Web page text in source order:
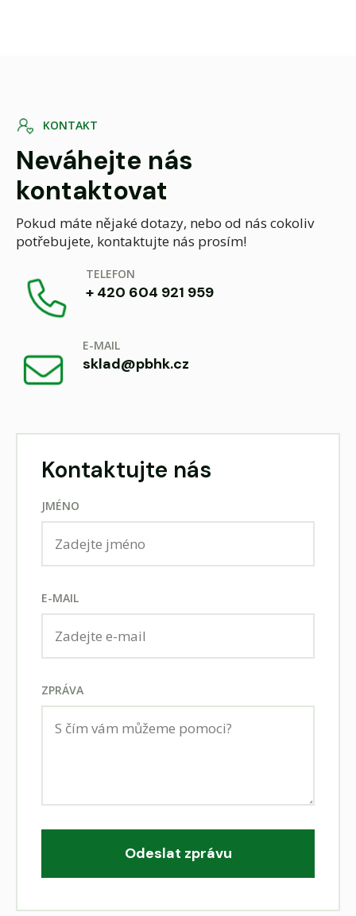
KONTAKT
Neváhejte nás
kontaktovat
Pokud máte nějaké dotazy, nebo od nás cokoliv
potřebujete, kontaktujte nás prosím!
TELEFON
+ 420 604 921 959
E-MAIL
sklad@pbhk.cz
Kontaktujte nás
JMÉNO
E-MAIL
ZPRÁVA
Odeslat zprávu